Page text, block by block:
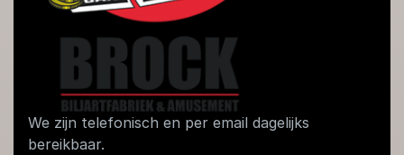
We zijn telefonisch en per email dagelijks
bereikbaar.